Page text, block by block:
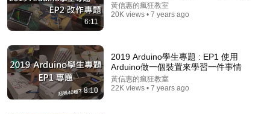
Arduino Projects - 12 GREAT Ideas for you!!!
ToP Projects Compilation • 421K views
6:11
黃信惠的瘋狂教室
20K views • 7 years ago
8:10
2019 Arduino學生專題 : EP1 使用
Arduino做一個裝置來學習一件事情
黃信惠的瘋狂教室
22K views • 7 years ago